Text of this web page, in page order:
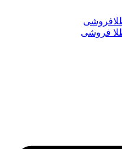
فروشی